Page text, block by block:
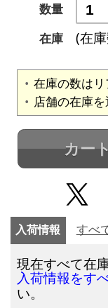
数量
在庫
(在
在庫の数はリ
店舗の在庫を
カー
入荷情報 すべ
現在すべて在
入荷情報をす
い。